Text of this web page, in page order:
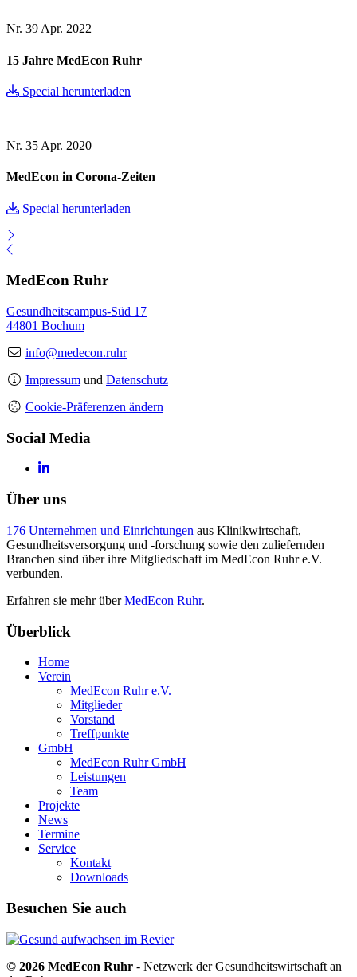
Nr. 39Apr. 2022
15 Jahre MedEcon Ruhr
Special herunterladen
Nr. 35 Apr. 2020
MedEcon in Corona-Zeiten
Special herunterladen
MedEcon Ruhr
Gesundheitscampus-Süd 17
44801 Bochum
info@medecon.ruhr
Impressum und Datenschutz
Cookie-Präferenzen ändern
Social Media
Über uns
176 Unternehmen und Einrichtungen aus Klinikwirtschaft,
Gesundheitsversorgung und -forschung sowie den zuliefernden
Branchen sind über ihre Mitgliedschaft im MedEcon Ruhr e.V.
verbunden.
Erfahren sie mehr überMedEcon Ruhr.
Überblick
Home
Verein
MedEcon Ruhr e.V.
Mitglieder
Vorstand
Treffpunkte
GmbH
MedEcon Ruhr GmbH
Leistungen
Team
Projekte
News
Termine
Service
Kontakt
Downloads
Besuchen Sie auch
© 2026 MedEcon Ruhr - Netzwerk der Gesundheitswirtschaft an